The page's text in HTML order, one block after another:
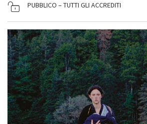
PUBBLICO – TUTTI GLI ACCREDITI